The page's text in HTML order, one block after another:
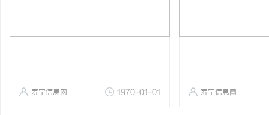
寿宁信息网 1970-01-01 寿宁信息网